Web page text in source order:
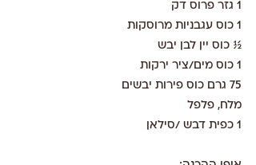
1 גזר פרוס דק
1 כוס עגבניות מרוסקות
½ כוס יין לבן יבש
1 כוס מים/ציר ירקות
75 גרם כוס פירות יבשים
מלח, פלפל
1 כפית דבש /סילאן